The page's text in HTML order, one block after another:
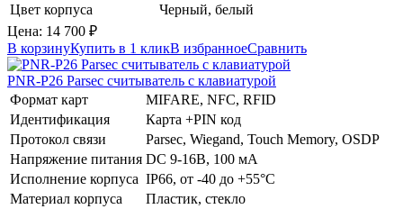
Цвет корпуса
Черный, белый
Цена: 14 700 ₽
В корзинуКупить в 1 кликВ избранноеСравнить
PNR-P26 Parsec считыватель с клавиатурой
Формат карт
MIFARE, NFC, RFID
Идентификация
Карта +PIN код
Протокол связи
Parsec, Wiegand, Touch Memory, OSDP
Напряжение питания DC 9-16В, 100 мА
Исполнение корпуса IP66, от -40 до +55°C
Материал корпуса
Пластик, стекло